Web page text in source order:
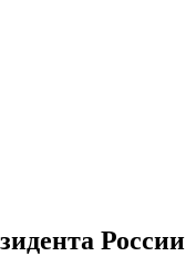
России